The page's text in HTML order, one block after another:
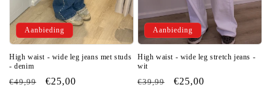
Aanbieding
High waist - wide leg jeans met studs
- denim
Normale
€49,99 Aanbiedingsprijs
€25,00
Aanbieding
High waist - wide leg stretch jeans -
wit
Normale
€39,99 Aanbiedingsprijs
€25,00